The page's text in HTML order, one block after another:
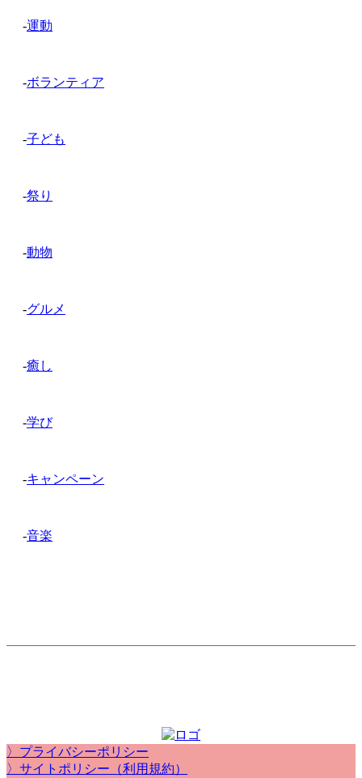
-運動
-ボランティア
-子ども
-祭り
-動物
-グルメ
-癒し
-学び
-キャンペーン
-音楽
〉プライバシーポリシー
〉サイトポリシー（利用規約）